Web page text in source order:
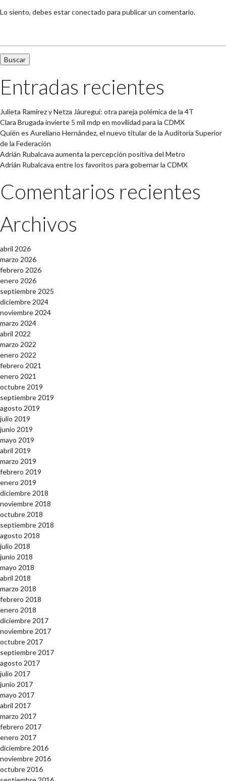
Lo siento, debes estarconectado para publicar un comentario.
Entradas recientes
Julieta Ramírez y Netza Jáuregui: otra pareja polémica de la 4T
Clara Brugada invierte 5 mil mdp en movilidad para la CDMX
Quién es Aureliano Hernández, el nuevo titular de la Auditoría Superior
de la Federación
Adrián Rubalcava aumenta la percepción positiva del Metro
Adrián Rubalcava entre los favoritos para gobernar la CDMX
Comentarios recientes
Archivos
abril 2026
marzo 2026
febrero 2026
enero 2026
septiembre 2025
diciembre 2024
noviembre 2024
marzo 2024
abril 2022
marzo 2022
enero 2022
febrero 2021
enero 2021
octubre 2019
septiembre 2019
agosto 2019
julio 2019
junio 2019
mayo 2019
abril 2019
marzo 2019
febrero 2019
enero 2019
diciembre 2018
noviembre 2018
octubre 2018
septiembre 2018
agosto 2018
julio 2018
junio 2018
mayo 2018
abril 2018
marzo 2018
febrero 2018
enero 2018
diciembre 2017
noviembre 2017
octubre 2017
septiembre 2017
agosto 2017
julio 2017
junio 2017
mayo 2017
abril 2017
marzo 2017
febrero 2017
enero 2017
diciembre 2016
noviembre 2016
octubre 2016